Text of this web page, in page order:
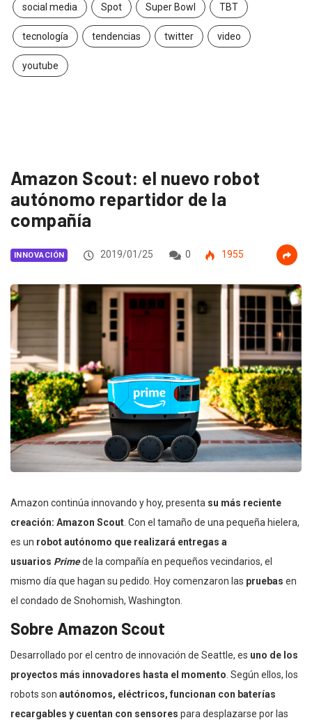
social media Spot Super Bowl TBT
tecnología tendencias twitter video
youtube
Amazon Scout: el nuevo robot
autónomo repartidor de la
compañía
INNOVACIÓN 2019/01/25 0 1955
Amazon continúa innovando y hoy, presenta su más reciente
creación: Amazon Scout. Con el tamaño de una pequeña hielera,
es un robot autónomo que realizará entregas a
usuarios Primede la compañía en pequeños vecindarios, el
mismo día que hagan su pedido. Hoy comenzaron las pruebas en
el condado de Snohomish, Washington.
Sobre Amazon Scout
Desarrollado por el centro de innovación de Seattle, es uno de los
proyectos más innovadores hasta el momento. Según ellos, los
robots son autónomos, eléctricos, funcionan con baterías
recargables y cuentan con sensores para desplazarse por las